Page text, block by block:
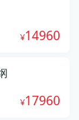
14960
17960